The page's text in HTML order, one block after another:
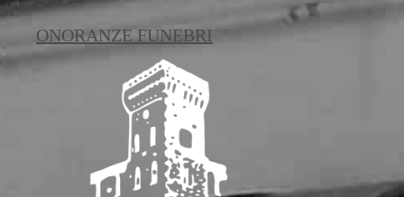
ONORANZE FUNEBRI